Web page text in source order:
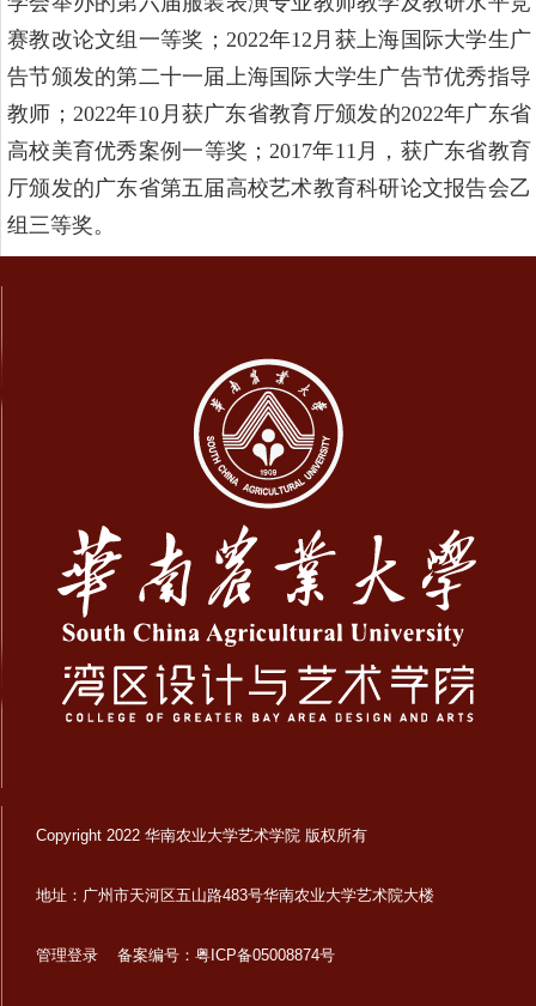
赛教改论文组一等奖；2022年12月获上海国际大学生广
告节颁发的第二十一届上海国际大学生广告节优秀指导
教师；2022年10月获广东省教育厅颁发的2022年广东省
高校美育优秀案例一等奖；2017年11月，获广东省教育
厅颁发的广东省第五届高校艺术教育科研论文报告会乙
组三等奖。
Copyright 2022 华南农业大学艺术学院 版权所有
地址：广州市天河区五山路483号华南农业大学艺术院大楼
管理登录 备案编号：粤ICP备05008874号